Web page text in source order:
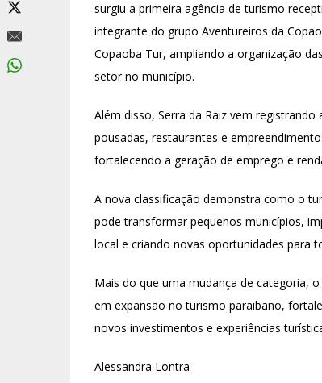
surgiu a primeira agência de turismo
integrante do grupo Aventureiros da
Copaoba Tur, ampliando a organização
setor no município.
Além disso, Serra da Raiz vem
pousadas, restaurantes e
fortalecendo a geração de emprego e
A nova classificação demonstra como o
pode transformar pequenos municípios,
local e criando novas oportunidades para
Mais do que uma mudança de categoria,
em expansão no turismo paraibano,
novos investimentos e experiências
Alessandra Lontra